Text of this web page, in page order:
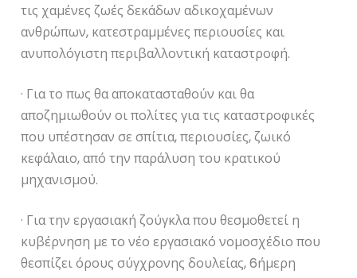
τις χαμένες ζωές δεκάδων αδικοχαμένων
ανθρώπων, κατεστραμμένες περιουσίες και
ανυπολόγιστη περιβαλλοντική καταστροφή.
· Για το πως θα αποκατασταθούν και θα
αποζημιωθούν οι πολίτες για τις καταστροφικές
που υπέστησαν σε σπίτια, περιουσίες, ζωικό
κεφάλαιο, από την παράλυση του κρατικού
μηχανισμού.
· Για την εργασιακή ζούγκλα που θεσμοθετεί η
κυβέρνηση με το νέο εργασιακό νομοσχέδιο που
θεσπίζει όρους σύγχρονης δουλείας, 6ήμερη